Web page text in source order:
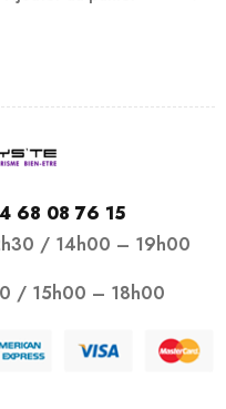
68 08 76 15
/ 14h00 – 19h00
/ 15h00 – 18h00